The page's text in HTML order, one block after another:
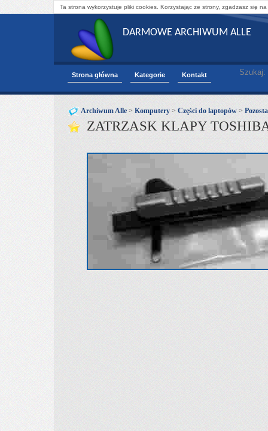
Ta strona wykorzystuje pliki cookies. Korzystając ze strony, zgadzasz się
DARMOWE ARCHIWUM ALLE
Strona główna Kategorie Kontakt Szukaj:
Archiwum Alle > Komputery > Części do laptopów >
ZATRZASK KLAPY